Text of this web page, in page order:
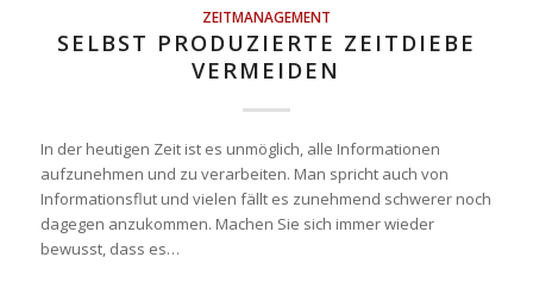
ZEITMANAGEMENT
SELBST PRODUZIERTE ZEITDIEBE
VERMEIDEN
In der heutigen Zeit ist es unmöglich, alle Informationen
aufzunehmen und zu verarbeiten. Man spricht auch von
Informationsflut und vielen fällt es zunehmend schwerer noch
dagegen anzukommen. Machen Sie sich immer wieder
bewusst, dass es…